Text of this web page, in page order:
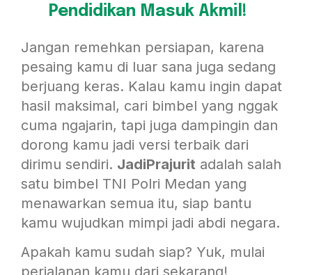
Pendidikan Masuk Akmil!
Jangan remehkan persiapan, karena
pesaing kamu di luar sana juga sedang
berjuang keras. Kalau kamu ingin dapat
hasil maksimal, cari bimbel yang nggak
cuma ngajarin, tapi juga dampingin dan
dorong kamu jadi versi terbaik dari
dirimu sendiri. JadiPrajurit adalah salah
satu bimbel TNI Polri Medan yang
menawarkan semua itu, siap bantu
kamu wujudkan mimpi jadi abdi negara.
Apakah kamu sudah siap? Yuk, mulai
perjalanan kamu dari sekarang!